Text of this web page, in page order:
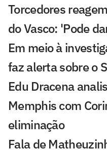
Torcedores
do Vasco: 'Pode
Em meio à
faz alerta sobre o
Edu Dracena
Memphis com
eliminação
Fala de